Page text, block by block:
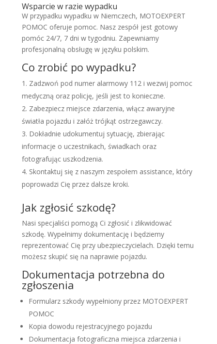
Wsparcie w razie wypadku
W przypadku wypadku w Niemczech, MOTOEXPERT
POMOC oferuje pomoc. Nasz zespół jest gotowy
pomóc 24/7, 7 dni w tygodniu. Zapewniamy
profesjonalną obsługę w języku polskim.
Co zrobić po wypadku?
Zadzwoń pod numer alarmowy 112 i wezwij pomoc
medyczną oraz policję, jeśli jest to konieczne.
Zabezpiecz miejsce zdarzenia, włącz awaryjne
światła pojazdu i załóż trójkąt ostrzegawczy.
Dokładnie udokumentuj sytuację, zbierając
informacje o uczestnikach, świadkach oraz
fotografując uszkodzenia.
Skontaktuj się z naszym zespołem assistance, który
poprowadzi Cię przez dalsze kroki.
Jak zgłosić szkodę?
Nasi specjaliści pomogą Ci zgłosić i zlikwidować
szkodę. Wypełnimy dokumentację i będziemy
reprezentować Cię przy ubezpieczycielach. Dzięki temu
możesz skupić się na naprawie pojazdu.
Dokumentacja potrzebna do
zgłoszenia
Formularz szkody wypełniony przez MOTOEXPERT
POMOC
Kopia dowodu rejestracyjnego pojazdu
Dokumentacja fotograficzna miejsca zdarzenia i